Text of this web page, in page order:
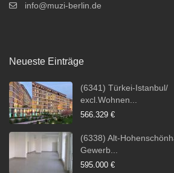
info@muzi-berlin.de
Neueste Einträge
(6341) Türkei-Istanbul/
excl.Wohnen...
566.329 €
(6338) Alt-
Gewerb...
595.000 €